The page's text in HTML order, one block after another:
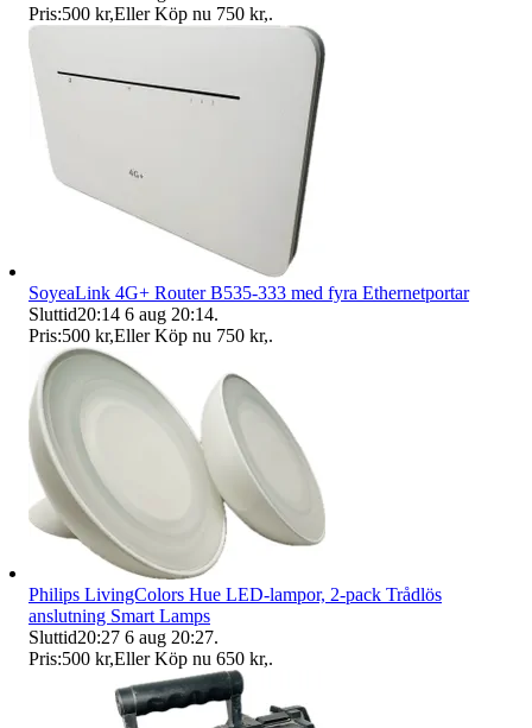
Pris:500 kr,Eller Köp nu 750 kr,.
SoyeaLink 4G+ Router B535-333 med fyra Ethernetportar
Sluttid20:14 6 aug 20:14.
Pris:500 kr,Eller Köp nu 750 kr,.
Philips LivingColors Hue LED-lampor, 2-pack Trådlös
anslutning Smart Lamps
Sluttid20:27 6 aug 20:27.
Pris:500 kr,Eller Köp nu 650 kr,.